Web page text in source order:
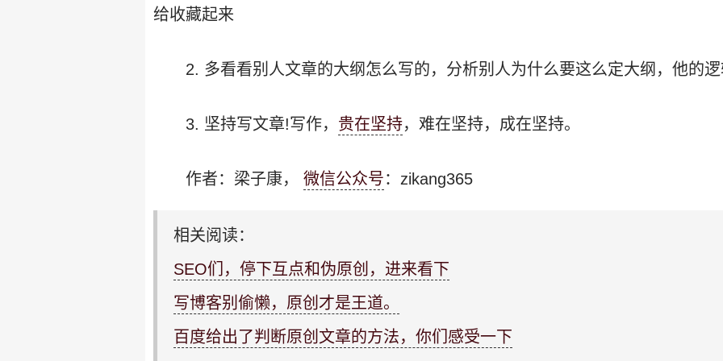
给收藏起来
2. 多看看别人文章的大纲怎么写的，分析别人为什么要这么定大纲，他的逻
3. 坚持写文章!写作， 贵在坚持，难在坚持，成在坚持。
作者：梁子康， 微信公众号：zikang365
相关阅读：
SEO们，停下互点和伪原创，进来看下
写博客别偷懒，原创才是王道。
百度给出了判断原创文章的方法，你们感受一下